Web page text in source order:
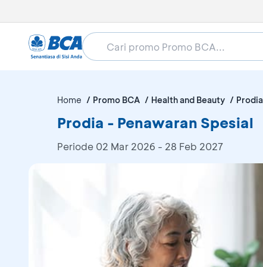
Home Promo BCA Health and Beauty Prodia
Prodia - Penawaran Spesial
Periode 02 Mar 2026 - 28 Feb 2027